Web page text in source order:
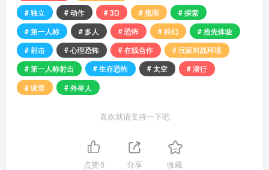
# 独立
# 动作 # 3D # 氛围
# 探索
# 第一人称
# 多人 # 恐怖 # 科幻
# 抢先体验
# 射击
# 心理恐怖 # 在线合作
# 玩家对战环境
# 第一人称射击
# 生存恐怖 # 太空
# 潜行
# 调查
# 外星人
喜欢就请支持一下吧
点赞0 分享 收藏